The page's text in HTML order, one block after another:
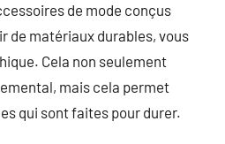
de mode conçus
de matériaux durables, vous
Cela non seulement
mais cela permet
qui sont faites pour durer.